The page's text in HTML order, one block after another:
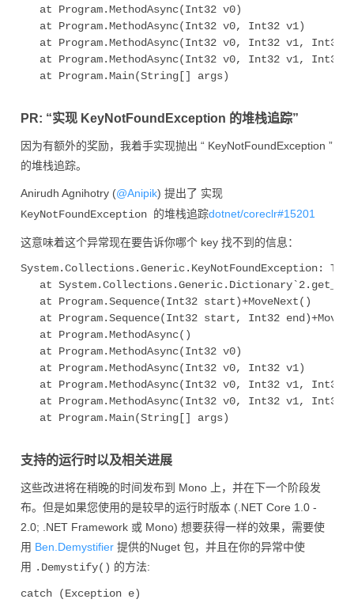
   at Program.MethodAsync(Int32 v0)
   at Program.MethodAsync(Int32 v0, Int32 v1)
at Program.MethodAsync(Int32 v0, Int32 v1, Int32
at Program.MethodAsync(Int32 v0, Int32 v1, Int32
   at Program.Main(String[] args)
PR: “实现 KeyNotFoundException 的堆栈追踪”
因为有额外的奖励，我着手实现抛出 “ KeyNotFoundException ”
的堆栈追踪。
Anirudh Agnihotry (@Anipik) 提出了 实现
KeyNotFoundException 的堆栈追踪dotnet/coreclr#15201
这意味着这个异常现在要告诉你哪个 key 找不到的信息：
at
   at Program.Sequence(Int32 start)+MoveNext()
at Program.Sequence(Int32 start, Int32
   at Program.MethodAsync()
   at Program.MethodAsync(Int32 v0)
   at Program.MethodAsync(Int32 v0, Int32 v1)
at Program.MethodAsync(Int32 v0, Int32 v1, Int32
at Program.MethodAsync(Int32 v0, Int32 v1, Int32
   at Program.Main(String[] args)
支持的运行时以及相关进展
这些改进将在稍晚的时间发布到 Mono 上，并在下一个阶段发
布。但是如果您使用的是较早的运行时版本 (.NET Core 1.0 -
2.0; .NET Framework 或 Mono) 想要获得一样的效果，需要使
用 Ben.Demystifier 提供的Nuget 包，并且在你的异常中使
用 .Demystify() 的方法:
catch (Exception e)